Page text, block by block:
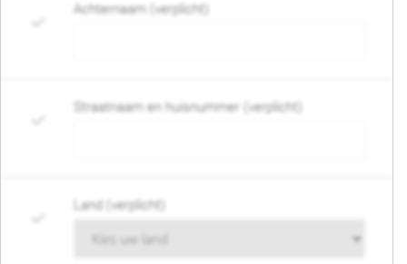
Achternaam (verplicht)
Straatnaam en huisnummer (verplicht)
Land (verplicht)